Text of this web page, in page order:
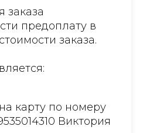
предоплату в
заказа.
карту по номеру
Виктория